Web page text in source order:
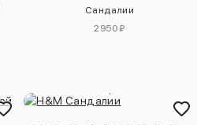
Сандалии
2950 ₽